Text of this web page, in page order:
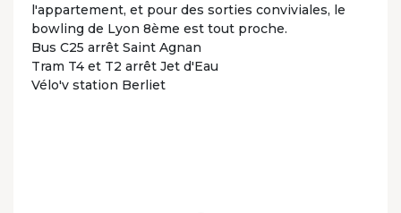
l'appartement, et pour des sorties conviviales, le
bowling de Lyon 8ème est tout proche.
Bus C25 arrêt Saint Agnan
Tram T4 et T2 arrêt Jet d'Eau
Vélo'v station Berliet